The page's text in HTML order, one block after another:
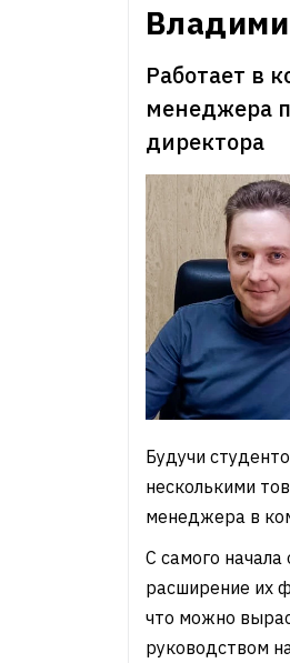
Работает в
менеджера
директора
Будучи
несколькими
менеджера в
С самого
расширение их
что можно
руководством